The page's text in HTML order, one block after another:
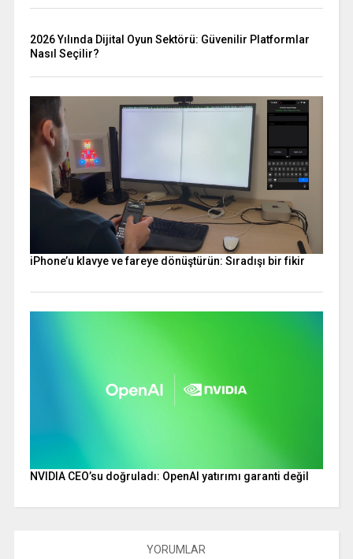
2026 Yılında Dijital Oyun Sektörü: Güvenilir Platformlar
Nasıl Seçilir?
iPhone’u klavye ve fareye dönüştürün: Sıradışı bir fikir
NVIDIA CEO’su doğruladı: OpenAI yatırımı garanti değil
YORUMLAR